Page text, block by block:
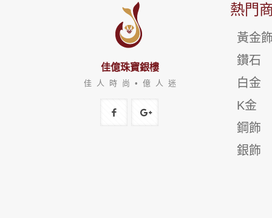
佳億珠寶銀樓
佳 人 時 尚 • 億 人 迷
熱門
黃金
鑽石
白金
K金
鋼飾
銀飾